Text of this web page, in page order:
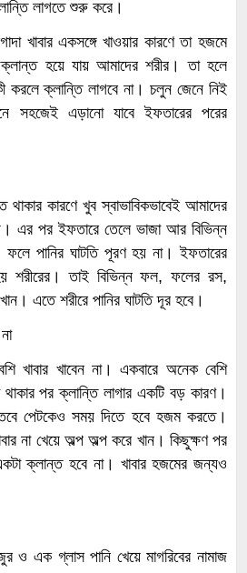
লাগতে শুরু করে।
খাবার একসঙ্গে খাওয়ার কারণে তা হজমে
হয়ে যায় আমাদের শরীর। তা হলে
ক্লান্তি লাগবে না। চলুন জেনে নিই
সহজেই এড়ানো যাবে ইফতারের পরের
থাকার কারণে খুব স্বাভাবিকভাবেই আমাদের
এর পর ইফতারে তেলে ভাজা আর বিভিন্ন
ফলে পানির ঘাটতি পূরণ হয় না। ইফতারের
শরীরের। তাই বিভিন্ন ফল, ফলের রস,
এতে শরীরে পানির ঘাটতি দূর হবে।
খাবার খাবেন না। একবারে অনেক বেশি
থাকার পর ক্লান্তি লাগার একটি বড় কারণ।
পেটকেও সময় দিতে হবে হজম করতে।
না খেয়ে অল্প অল্প করে খান। কিছুক্ষণ পর
ক্লান্ত হবে না। খাবার হজমের জন্যও
ও এক গ্লাস পানি খেয়ে মাগরিবের নামাজ